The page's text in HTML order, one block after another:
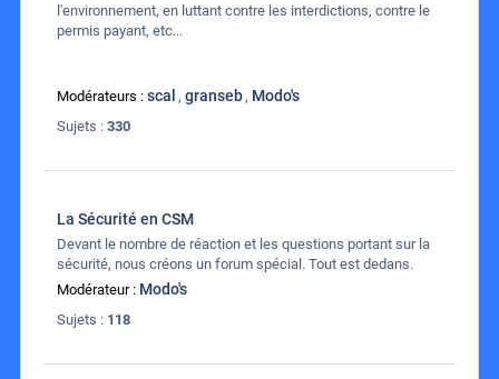
l'environnement, en luttant contre les interdictions, contre le
permis payant, etc...
Modérateurs : scal , granseb, Modo's
Sujets : 330
La Sécurité en CSM
Devant le nombre de réaction et les questions portant sur la
sécurité, nous créons un forum spécial. Tout est dedans.
Modérateur : Modo's
Sujets : 118